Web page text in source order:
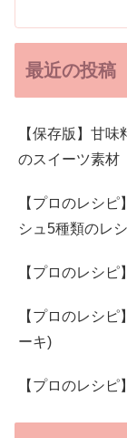
最近の投稿
【保存版】甘
のスイーツ素材
【プロのレシ
シュ5種類のレ
【プロのレシ
【プロのレシ
ーキ)
【プロのレシ